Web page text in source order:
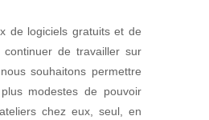
de logiciels gratuits et de
continuer de travailler sur
souhaitons permettre
modestes de pouvoir
chez eux, seul, en